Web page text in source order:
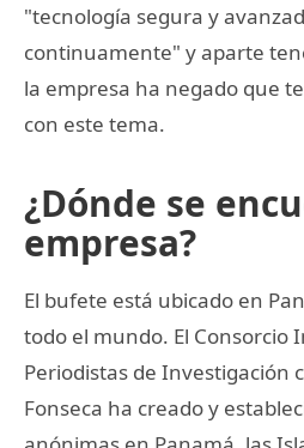
"tecnología segura y
continuamente" y aparte
la empresa ha negado que
con este tema.
¿Dónde se
empresa?
El bufete está ubicado en
todo el mundo. El Consorcio
Periodistas de Investigación
Fonseca ha creado y